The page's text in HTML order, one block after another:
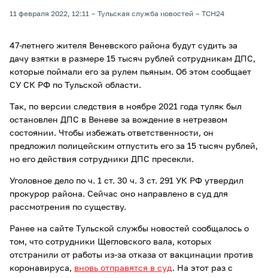
11 февраля 2022, 12:11 Тульская служба новостей ТСН24
47-летнего жителя Веневского района будут судить за
дачу взятки в размере 15 тысяч рублей сотрудникам ДПС,
которые поймали его за рулем пьяным. Об этом сообщает
СУ СК РФ по Тульской области.
Так, по версии следствия в ноябре 2021 года туляк был
остановлен ДПС в Веневе за вождение в нетрезвом
состоянии. Чтобы избежать ответственности, он
предложил полицейским отпустить его за 15 тысяч рублей,
но его действия сотрудники ДПС пресекли.
Уголовное дело по ч. 1 ст. 30 ч. 3 ст. 291 УК РФ утвердил
прокурор района. Сейчас оно направлено в суд для
рассмотрения по существу.
Ранее на сайте Тульской службы новостей сообщалось о
том, что сотрудники Щегловского вала, которых
отстранили от работы из-за отказа от вакцинации против
коронавируса, вновь отправятся в суд. На этот раз с